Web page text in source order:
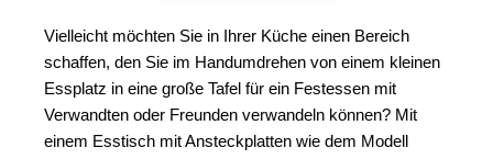
Vielleicht möchten Sie in Ihrer Küche einen Bereich
schaffen, den Sie im Handumdrehen von einem kleinen
Essplatz in eine große Tafel für ein Festessen mit
Verwandten oder Freunden verwandeln können? Mit